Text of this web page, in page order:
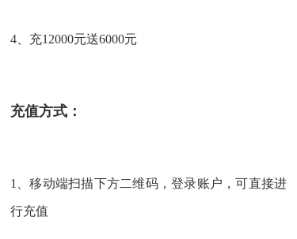
4、充12000元送6000元
充值方式：
1、移动端扫描下方二维码，登录账户，可直接进
行充值